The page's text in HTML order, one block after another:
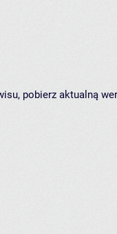
pobierz aktualną